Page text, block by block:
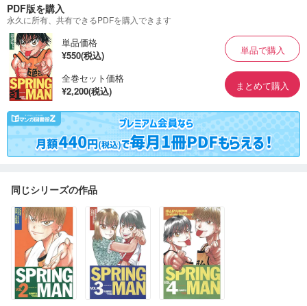
PDF版を購入
永久に所有、共有できるPDFを購入できます
単品価格
¥550(税込)
単品で購入
全巻セット価格
¥2,200(税込)
まとめて購入
同じシリーズの作品